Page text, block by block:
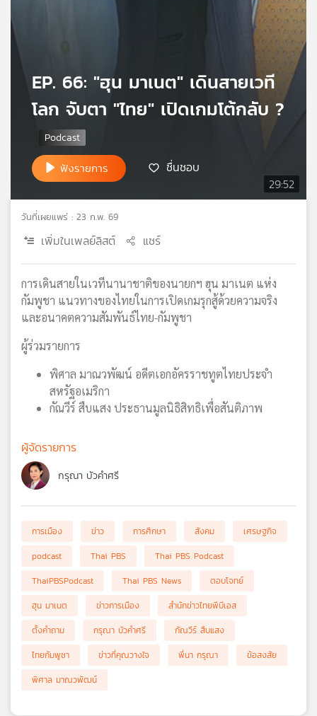
เครือ
แผนที่
วิทยุ
เครือ
29:52
EP. 66: "ฮุน มาเนต" เดินสายเวที
โลก จับตา "ไทย" เปิดเกมโต้กลับ ?
ฟังรายการ ชื่นชอบ
วันที่เผยแพร่ : 23 ก.พ. 69
เพิ่มในเพลย์ลิสต์ แชร์
การเดินสายในเวทีนานาชาติของนายกฯ ฮุน มาเนต แห่ง
กัมพูชา แนวทางของไทยในการเปิดเกมรุกสู้ด้วยความจริง
และอนาคตความสัมพันธ์ไทย-กัมพูชา
ผู้ร่วมรายการ
พิศาล มาณวพัฒน์ อดีตเอกอัครราชทูตไทยประจำ
สหรัฐอเมริกา
กัณวีร์ สืบแสง ประธานมูลนิธิสิทธิเพื่อสันติภาพ
ผู้จัดรายการ
กรุณา บัวคำศรี
การเมือง ข่าว การศึกษา สังคม
เศรษฐกิจ
podcast
Thai PBS
Thai PBS Podcast
ThaiPBSPodcast
Thai PBS News
ตอบโจทย์
ฮุน มาเนต
ข่าวการเมือง
สำนักข่าวไทยพีบีเอส
ตั้งคำถาม
กรุณา บัวคำศรี
กัณวีร์ สืบแสง
ไทยกัมพูชา
ข่าวที่คุณวางใจ พี่นา กรุณา
ข้อสงสัย
พิศาล มาณวพัฒน์